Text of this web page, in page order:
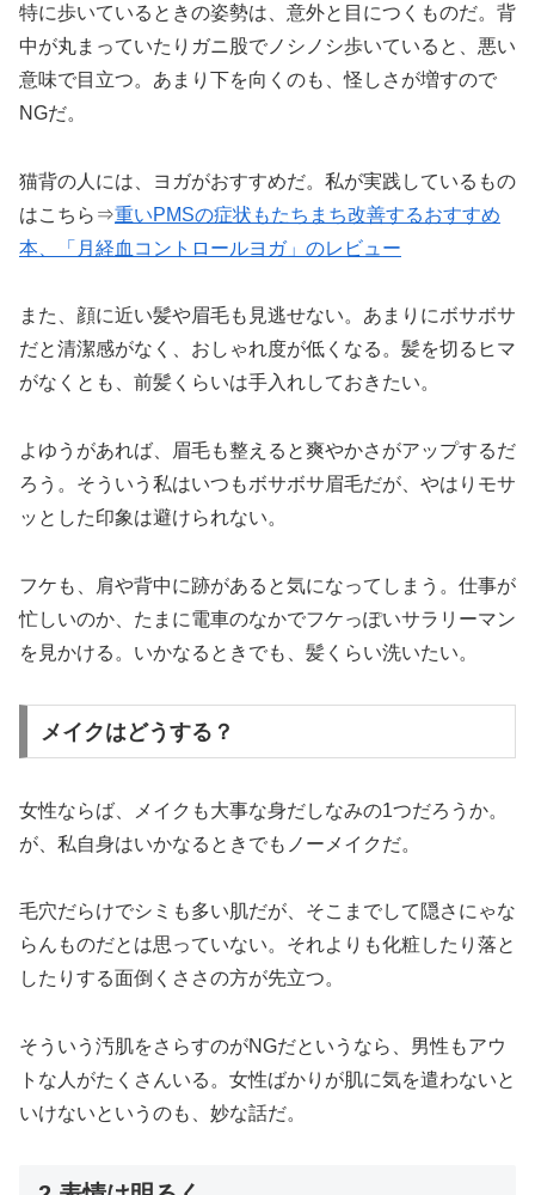
特に歩いているときの姿勢は、意外と目につくものだ。背
中が丸まっていたりガニ股でノシノシ歩いていると、悪い
意味で目立つ。あまり下を向くのも、怪しさが増すので
NGだ。
猫背の人には、ヨガがおすすめだ。私が実践しているもの
はこちら⇒重いPMSの症状もたちまち改善するおすすめ
本、「月経血コントロールヨガ」のレビュー
また、顔に近い髪や眉毛も見逃せない。あまりにボサボサ
だと清潔感がなく、おしゃれ度が低くなる。髪を切るヒマ
がなくとも、前髪くらいは手入れしておきたい。
よゆうがあれば、眉毛も整えると爽やかさがアップするだ
ろう。そういう私はいつもボサボサ眉毛だが、やはりモサ
ッとした印象は避けられない。
フケも、肩や背中に跡があると気になってしまう。仕事が
忙しいのか、たまに電車のなかでフケっぽいサラリーマン
を見かける。いかなるときでも、髪くらい洗いたい。
メイクはどうする？
女性ならば、メイクも大事な身だしなみの1つだろうか。
が、私自身はいかなるときでもノーメイクだ。
毛穴だらけでシミも多い肌だが、そこまでして隠さにゃな
らんものだとは思っていない。それよりも化粧したり落と
したりする面倒くささの方が先立つ。
そういう汚肌をさらすのがNGだというなら、男性もアウ
トな人がたくさんいる。女性ばかりが肌に気を遣わないと
いけないというのも、妙な話だ。